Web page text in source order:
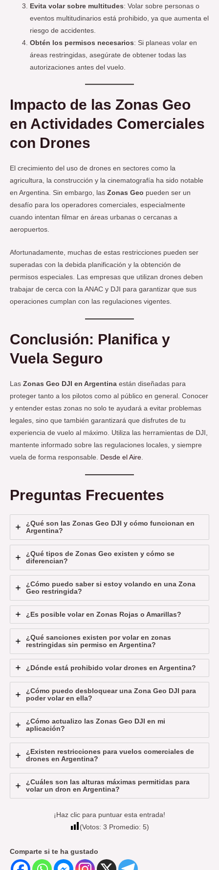
Evita volar sobre multitudes: Volar sobre personas o
eventos multitudinarios está prohibido, ya que aumenta el
riesgo de accidentes.
Obtén los permisos necesarios: Si planeas volar en
áreas restringidas, asegúrate de obtener todas las
autorizaciones antes del vuelo.
Impacto de las Zonas Geo
en Actividades Comerciales
con Drones
El crecimiento del uso de drones en sectores como la
agricultura, la construcción y la cinematografía ha sido notable
en Argentina. Sin embargo, las Zonas Geo pueden ser un
desafío para los operadores comerciales, especialmente
cuando intentan filmar en áreas urbanas o cercanas a
aeropuertos.
Afortunadamente, muchas de estas restricciones pueden ser
superadas con la debida planificación y la obtención de
permisos especiales. Las empresas que utilizan drones deben
trabajar de cerca con la ANAC y DJI para garantizar que sus
operaciones cumplan con las regulaciones vigentes.
Conclusión: Planifica y
Vuela Seguro
Las Zonas Geo DJI en Argentina están diseñadas para
proteger tanto a los pilotos como al público en general. Conocer
y entender estas zonas no solo te ayudará a evitar problemas
legales, sino que también garantizará que disfrutes de tu
experiencia de vuelo al máximo. Utiliza las herramientas de DJI,
mantente informado sobre las regulaciones locales, y siempre
vuela de forma responsable. Desde el Aire
Preguntas Frecuentes
¿Qué son las Zonas Geo DJI y cómo funcionan en
Argentina?
¿Qué tipos de Zonas Geo existen y cómo se
diferencian?
¿Cómo puedo saber si estoy volando en una Zona
Geo restringida?
¿Es posible volar en Zonas Rojas o Amarillas?
¿Qué sanciones existen por volar en zonas
restringidas sin permiso en Argentina?
¿Dónde está prohibido volar drones en Argentina?
¿Cómo puedo desbloquear una Zona Geo DJI para
poder volar en ella?
¿Cómo actualizo las Zonas Geo DJI en mi
aplicación?
¿Existen restricciones para vuelos comerciales de
drones en Argentina?
¿Cuáles son las alturas máximas permitidas para
volar un dron en Argentina?
¡Haz clic para puntuar esta entrada!
(Votos: 3 Promedio: 5)
Comparte si te ha gustado